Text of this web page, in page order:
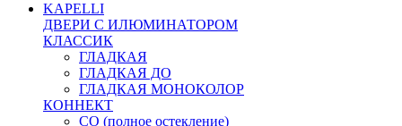
KAPELLI
ДВЕРИ С ИЛЮМИНАТОРОМ
КЛАССИК
ГЛАДКАЯ
ГЛАДКАЯ ДО
ГЛАДКАЯ МОНОКОЛОР
КОННЕКТ
СО (полное остекление)